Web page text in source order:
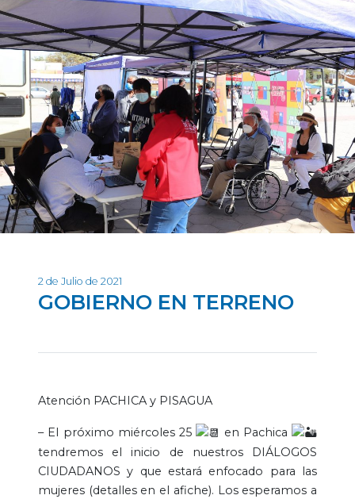
2 de Julio de 2021
GOBIERNO EN TERRENO
Atención PACHICA y PISAGUA
– El próximo miércoles 25
en Pachica
tendremos el inicio de nuestros DIÁLOGOS
CIUDADANOS y que estará enfocado para las
mujeres (detalles en el afiche). Los esperamos a